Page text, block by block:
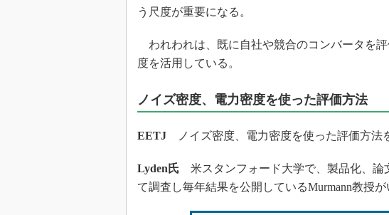
う尺度が重要になる。
われわれは、既に自社や競合のコンバータを
度を活用している。
ノイズ密度、電力密度を使った評価方法
EETJ ノイズ密度、電力密度を使った評価方法
Lyden氏 米スタンフォード大学で、製品化、論
て調査し毎年結果を公開しているMurmann教授が